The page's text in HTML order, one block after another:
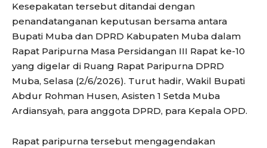
Kesepakatan tersebut ditandai dengan
penandatanganan keputusan bersama antara
Bupati Muba dan DPRD Kabupaten Muba dalam
Rapat Paripurna Masa Persidangan III Rapat ke-10
yang digelar di Ruang Rapat Paripurna DPRD
Muba, Selasa (2/6/2026). Turut hadir, Wakil Bupati
Abdur Rohman Husen, Asisten 1 Setda Muba
Ardiansyah, para anggota DPRD, para Kepala OPD.
Rapat paripurna tersebut mengagendakan